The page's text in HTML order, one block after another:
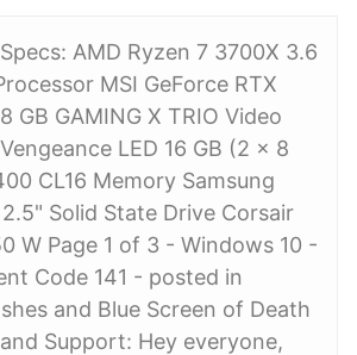
AMD Ryzen 7 3700X 3.6
MSI GeForce RTX
GB GAMING X TRIO Video
LED 16 GB (2 x 8
CL16 Memory Samsung
Solid State Drive Corsair
W Page 1 of 3 - Windows 10 -
Code 141 - posted in
and Blue Screen of Death
Support: Hey everyone,